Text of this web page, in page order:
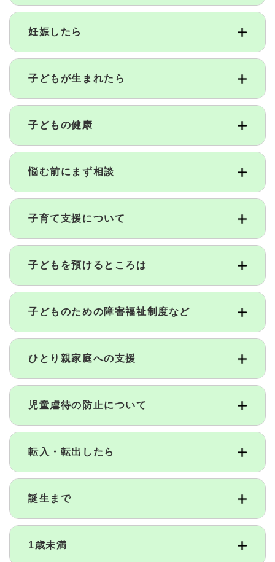
妊娠したら
子どもが生まれたら
子どもの健康
悩む前にまず相談
子育て支援について
子どもを預けるところは
子どものための障害福祉制度など
ひとり親家庭への支援
児童虐待の防止について
転入・転出したら
誕生まで
1歳未満